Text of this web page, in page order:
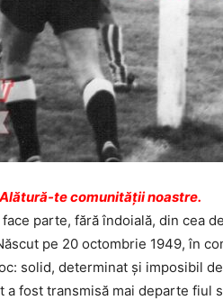
te comunității noastre.
parte, fără îndoială, din cea
pe 20 octombrie 1949, în
solid, determinat și imposibil
fost transmisă mai departe fiul